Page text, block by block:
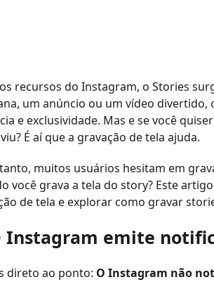
recursos do Instagram, o Stories
um anúncio ou um vídeo divertido,
e exclusividade. Mas e se você
É aí que a gravação de tela ajuda.
muitos usuários hesitam em
você grava a tela do story? Este
de tela e explorar como gravar
Instagram emite
direto ao ponto: O Instagram não